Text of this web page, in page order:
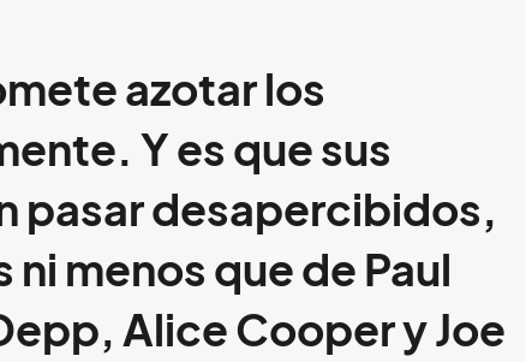
azotar los
Y es que sus
pasar desapercibidos,
ni menos que de Paul
, Alice CooperyJoe